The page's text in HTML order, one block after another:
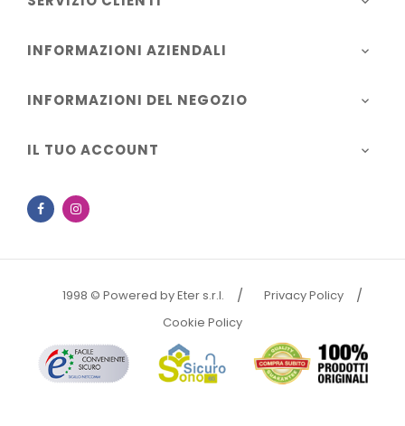
INFORMAZIONI AZIENDALI 
INFORMAZIONI DEL NEGOZIO 
IL TUO ACCOUNT 
Facebook
1998 © Powered by Eter s.r.l.
Privacy Policy
Cookie Policy